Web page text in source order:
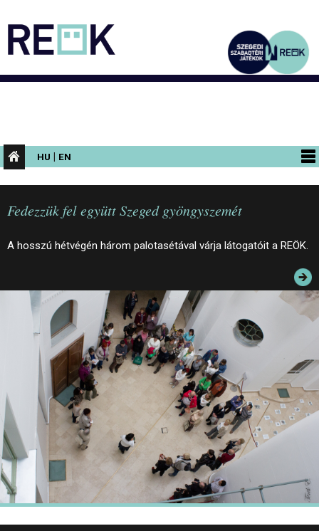
HU | EN
PROGRAMOK
KIÁLLÍTÁSOK
AZ ÉPÜLET
KONFERENCIA
JEGYEK
ELÉRHETŐSÉG
PALOTASÉTÁK ÉS VEZETÉSEK
KÖZÉRDEKŰ ADATOK
Fedezzük fel együtt Szeged gyöngyszemét
A hosszú hétvégén három palotasétával várja látogatóit a REÖK.